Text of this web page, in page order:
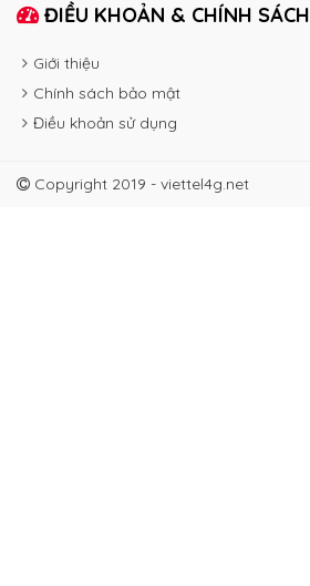
ĐIỀU KHOẢN & CHÍNH SÁCH
Giới thiệu
Chính sách bảo mật
Điều khoản sử dụng
Copyright 2019 - viettel4g.net